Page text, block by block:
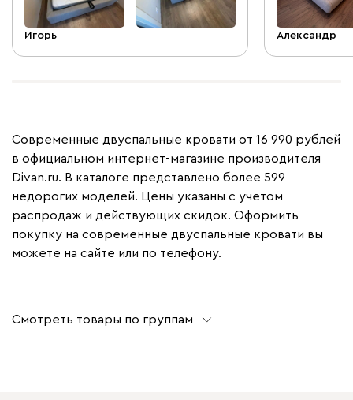
Игорь Александр
Современные двуспальные кровати от 16 990 рублей
в официальном интернет-магазине производителя
Divan.ru. В каталоге представлено более 599
недорогих моделей. Цены указаны с учетом
распродаж и действующих скидок. Оформить
покупку на современные двуспальные кровати вы
можете на сайте или по телефону.
Смотреть товары по группам